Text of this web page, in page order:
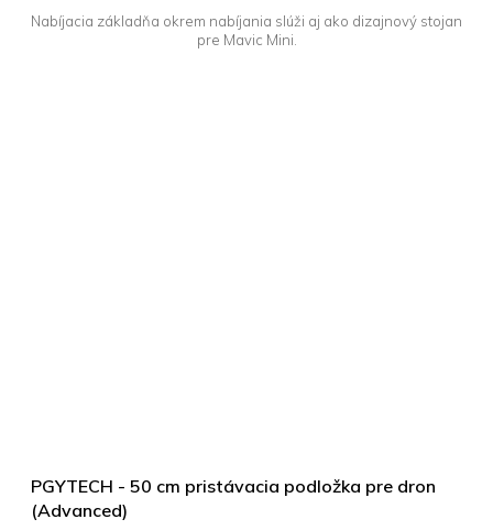
Nabíjacia základňa okrem nabíjania slúži aj ako dizajnový stojan
pre Mavic Mini.
PGYTECH - 50 cm pristávacia podložka pre dron
(Advanced)